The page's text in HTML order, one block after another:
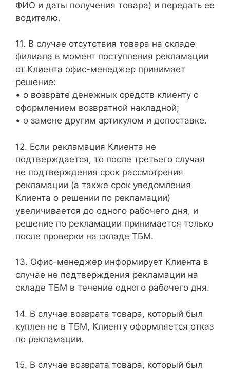
ФИО и даты получения товара) и передать ее
водителю.
11. В случае отсутствия товара на складе
филиала в момент поступления рекламации
от Клиента офис-менеджер принимает
решение:
• о возврате денежных средств клиенту с
оформлением возвратной накладной;
• о замене другим артикулом и допоставке.
12. Если рекламация Клиента не
подтверждается, то после третьего случая
не подтверждения срок рассмотрения
рекламации (а также срок уведомления
Клиента о решении по рекламации)
увеличивается до одного рабочего дня, и
решение по рекламации принимается только
после проверки на складе ТБМ.
13. Офис-менеджер информирует Клиента в
случае не подтверждения рекламации на
складе ТБМ в течение одного рабочего дня.
14. В случае возврата товара, который был
куплен не в ТБМ, Клиенту оформляется отказ
по рекламации.
15. В случае возврата товара, который был